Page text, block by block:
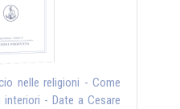
nelle religioni - Come
interiori - Date a Cesare